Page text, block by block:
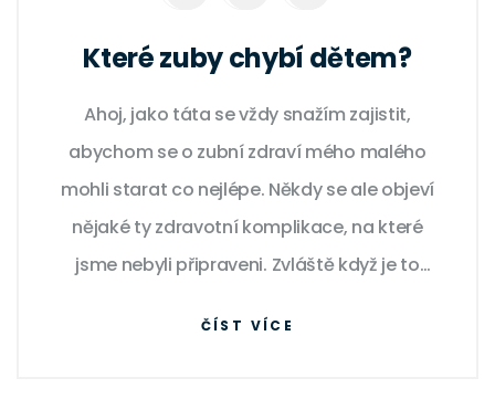
Které zuby chybí dětem?
Ahoj, jako táta se vždy snažím zajistit,
abychom se o zubní zdraví mého malého
mohli starat co nejlépe. Někdy se ale objeví
nějaké ty zdravotní komplikace, na které
jsme nebyli připraveni. Zvláště když je to
ČÍST VÍCE